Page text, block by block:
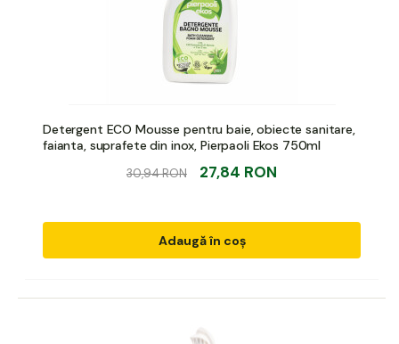
Detergent ECO Mousse pentru baie, obiecte sanitare,
faianta, suprafete din inox, Pierpaoli Ekos 750ml
30,94 RON 27,84 RON
Adaugă în coș